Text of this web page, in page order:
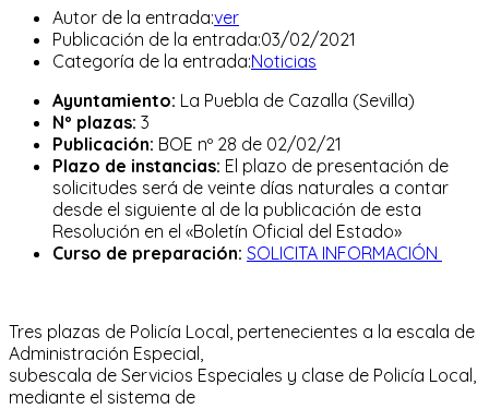
Autor de la entrada:ver
Publicación de la entrada:03/02/2021
Categoría de la entrada:Noticias
Ayuntamiento: La Puebla de Cazalla (Sevilla)
Nº plazas: 3
Publicación: BOE nº 28 de 02/02/21
Plazo de instancias: El plazo de presentación de
solicitudes será de veinte días naturales a contar
desde el siguiente al de la publicación de esta
Resolución en el «Boletín Oficial del Estado»
Curso de preparación: SOLICITA INFORMACIÓN
Tres plazas de Policía Local, pertenecientes a la escala de
Administración Especial,
subescala de Servicios Especiales y clase de Policía Local,
mediante el sistema de